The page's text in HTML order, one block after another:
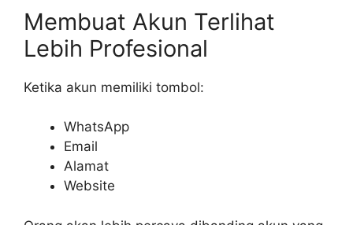
Membuat Akun Terlihat
Lebih Profesional
Ketika akun memiliki tombol:
WhatsApp
Email
Alamat
Website